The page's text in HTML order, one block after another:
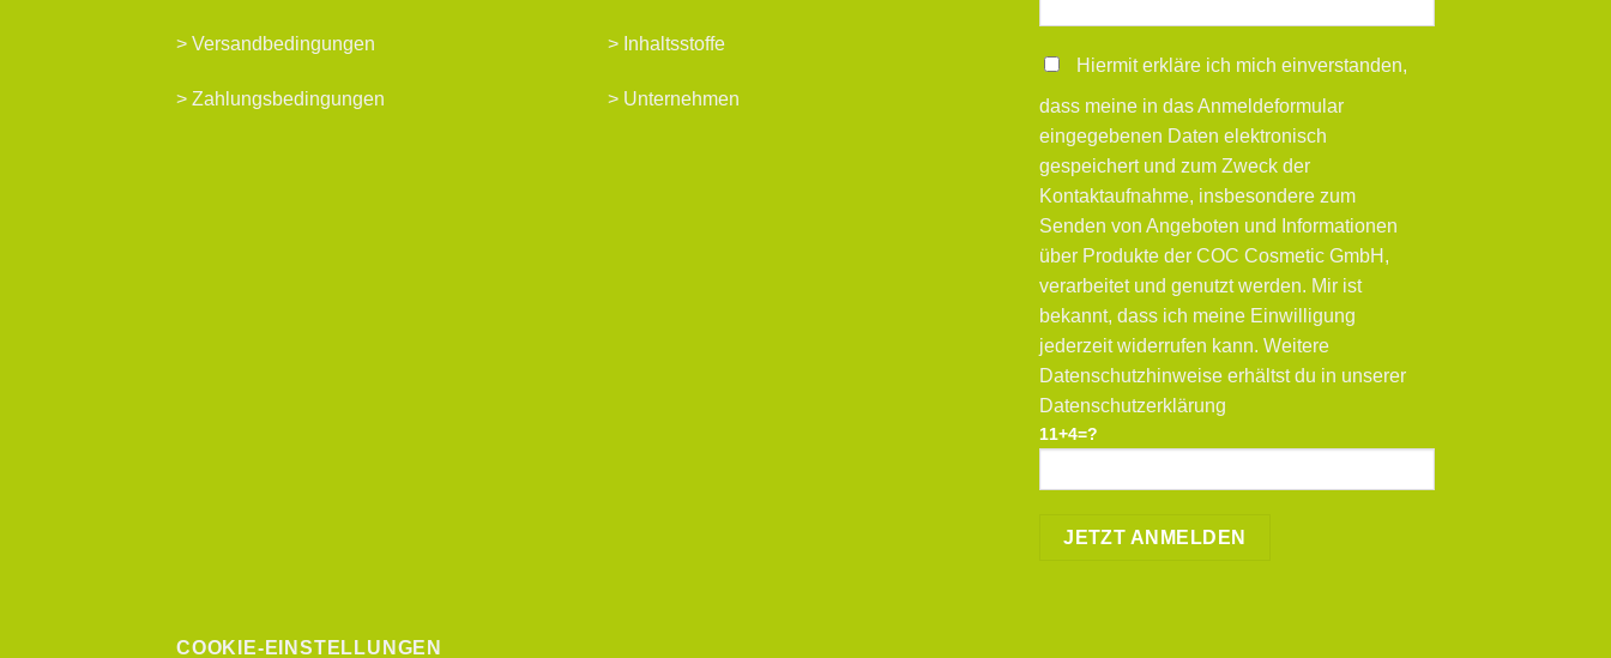
> Versandbedingungen
> Zahlungsbedingungen
> Inhaltsstoffe
> Unternehmen
Hiermit erkläre ich mich einverstanden,
dass meine in das Anmeldeformular
eingegebenen Daten elektronisch
gespeichert und zum Zweck der
Kontaktaufnahme, insbesondere zum
Senden von Angeboten und Informationen
über Produkte der COC Cosmetic GmbH,
verarbeitet und genutzt werden. Mir ist
bekannt, dass ich meine Einwilligung
jederzeit widerrufen kann. Weitere
Datenschutzhinweise erhältst du in unserer
Datenschutzerklärung
11+4=?
COOKIE-EINSTELLUNGEN